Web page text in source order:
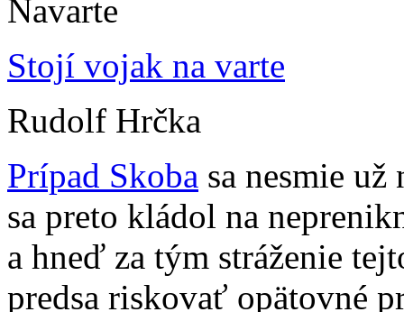
Stojí vojak na varte
Rudolf Hrčka
Prípad Skoba sa nesmie
sa preto kládol na
a hneď za tým stráženie
predsa riskovať opätovné